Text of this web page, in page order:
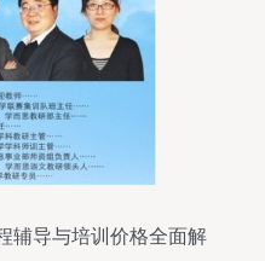
辅导与培训价格全面解